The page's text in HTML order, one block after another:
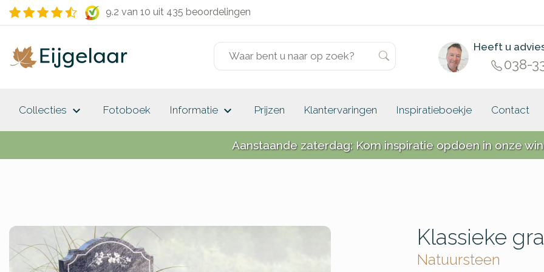
9.2 van 10 uit 435 beoordelingen
Heeft u
038-
Collecties keyboard_arrow_down Fotoboek Informatie keyboard_arrow_down Prijzen Klantervaringen Inspiratieboekje Contact
Aanstaande zaterdag: Kom inspiratie opdoen in onze
Klassieke
Natuursteen